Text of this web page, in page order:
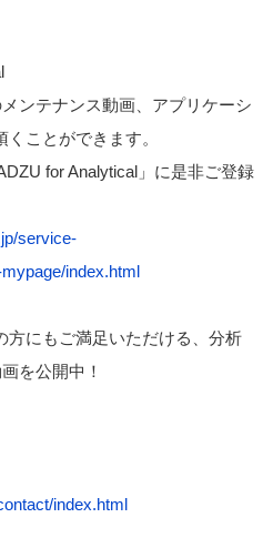
ンテナンス動画、アプリケーシ
ことができます。
for Analytical」に是非ご登録
service-
index.html
方にもご満足いただける、分析
を公開中！
index.html